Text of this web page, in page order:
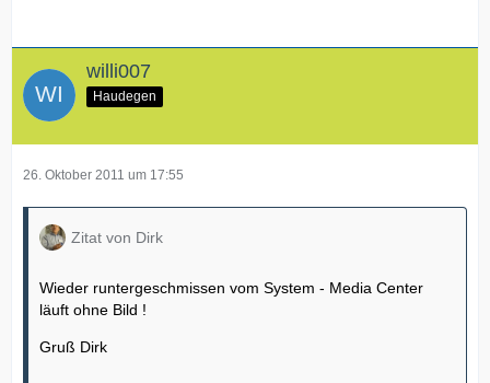
willi007
Haudegen
26. Oktober 2011 um 17:55
Zitat von Dirk
Wieder runtergeschmissen vom System - Media Center
läuft ohne Bild !
Gruß Dirk